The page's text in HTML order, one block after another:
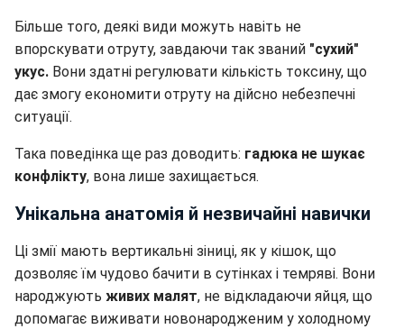
Більше того, деякі види можуть навіть не
впорскувати отруту, завдаючи так званий "сухий"
укус. Вони здатні регулювати кількість токсину, що
дає змогу економити отруту на дійсно небезпечні
ситуації.
Така поведінка ще раз доводить: гадюка не шукає
конфлікту, вона лише захищається.
Унікальна анатомія й незвичайні навички
Ці змії мають вертикальні зіниці, як у кішок, що
дозволяє їм чудово бачити в сутінках і темряві. Вони
народжують живих малят, не відкладаючи яйця, що
допомагає виживати новонародженим у холодному